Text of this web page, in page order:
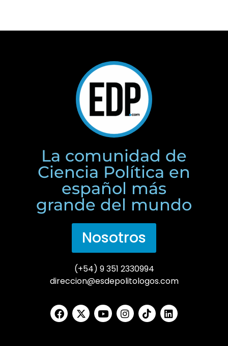
La comunidad de
Ciencia Política en
español más
grande del mundo
Nosotros
(+54) 9 351 2330994
direccion@esdepolitologos.com